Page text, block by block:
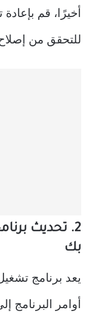
أخيرًا، قم
للتحقق من
2. تحديث
بك
يعد برنامج
أوامر